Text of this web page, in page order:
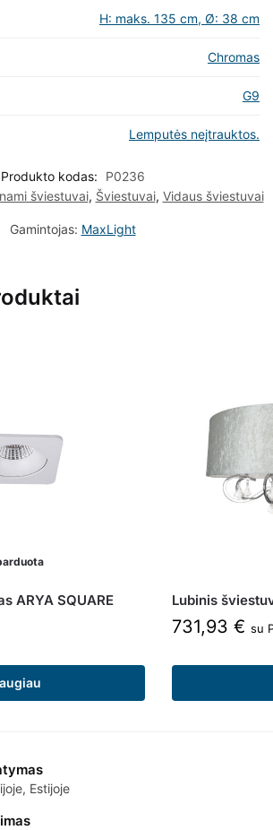
H: maks. 135 cm, Ø: 38 cm
Chromas
G9
Lemputės neįtrauktos.
Produkto kodas:
P0236
šviestuvai, Šviestuvai, Vidaus šviestuvai
Gamintojas: MaxLight
ARYA SQUARE
Lubinis
731,93 € su
Estijoje